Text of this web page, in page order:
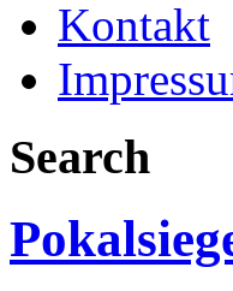
Kontakt
Search